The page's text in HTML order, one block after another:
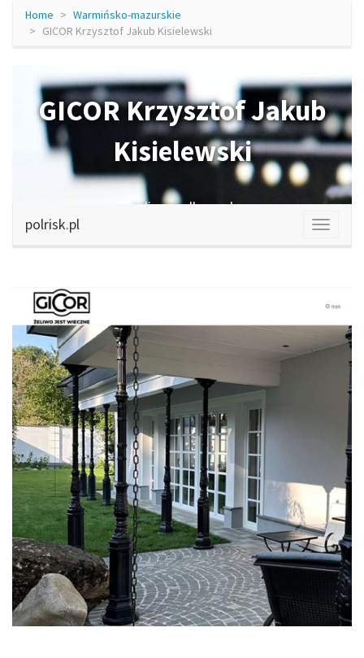
Home
Warmińsko-mazurskie
GICOR Krzysztof Jakub Kisielewski
GICOR Krzysztof Jakub
Kisielewski
zeliwneodlewy.pl
polrisk.pl